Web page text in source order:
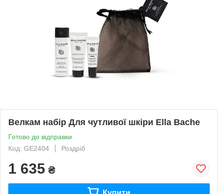
Велкам набір Для чутливої шкіри Ella Bache
Готово до відправки
Код: GE2404
Роздріб
1 635 ₴